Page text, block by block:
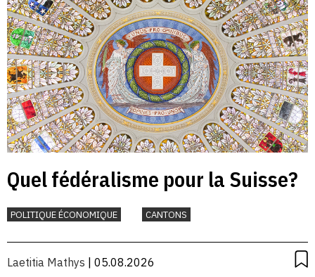
Quel fédéralisme pour la Suisse?
POLITIQUE ÉCONOMIQUE CANTONS
Laetitia Mathys | 05.08.2026